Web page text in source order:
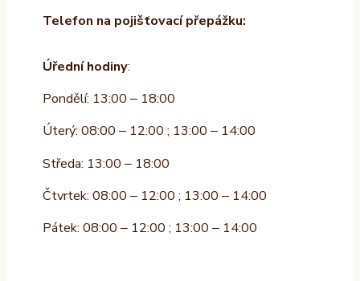
Telefon na pojišťovací přepážku:
Úřední hodiny:
Pondělí: 13:00 – 18:00
Úterý: 08:00 – 12:00 ; 13:00 – 14:00
Středa: 13:00 – 18:00
Čtvrtek: 08:00 – 12:00 ; 13:00 – 14:00
Pátek: 08:00 – 12:00 ; 13:00 – 14:00